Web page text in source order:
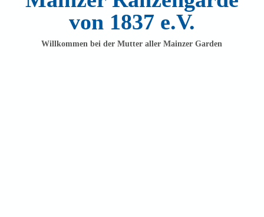
von 1837 e.V.
Willkommen bei der Mutter aller Mainzer Garden